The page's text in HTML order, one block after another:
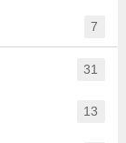
7
31
13